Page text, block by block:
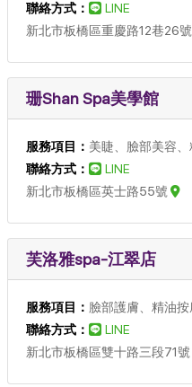
聯絡方式：
LINE
新北市板橋區重慶路12巷26
珊Shan Spa美學館
服務項目： 美睫、臉部美容
聯絡方式：
LINE
新北市板橋區英士路55號
芙洛雅spa-江翠店
服務項目： 臉部護膚、精油
聯絡方式：
LINE
新北市板橋區雙十路三段71號